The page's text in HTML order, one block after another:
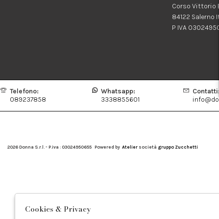
Corso Vittorio
84122 Salerno
P IVA
Telefono:
089237858
Whatsapp:
3338855601
Contatti:
2026 Donna S.r.l. - P.iva : 03024950655 Powered by Atelier società gruppo Zucchetti
Cookies & Privacy